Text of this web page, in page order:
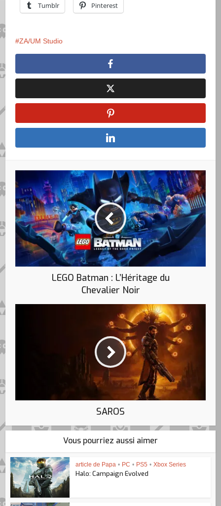
Tumblr Pinterest
ZA/UM Studio
LEGO Batman : L’Héritage du
Chevalier Noir
SAROS
Vous pourriez aussi aimer
article de Papa • PC • PS5 • Xbox Series
Halo: Campaign Evolved